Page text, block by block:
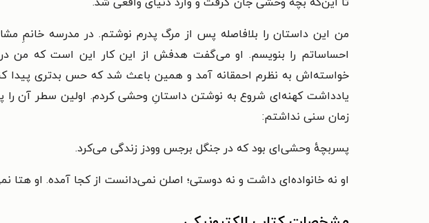
احساساتم را بنویسم. او می‌گفت هدفش از این کار این است که من
خواسته‌اش به نظرم احمقانه آمد و همین باعث شد که حس بدتری پیدا
یادداشت کهنه‌ای شروع به نوشتن داستانِ وحشی کردم. اولین سطر آن
زمان سنی نداشتم:
پسربچهٔ وحشی‌ای بود که در جنگل برجس وودز زندگی می‌کرد.
او نه خانواده‌ای داشت و نه دوستی؛ اصلن نمی‌دانست از کجا آمده. او هتا